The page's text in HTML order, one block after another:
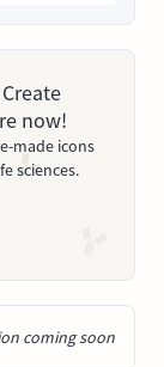
now!
made icons
sciences.
coming soon